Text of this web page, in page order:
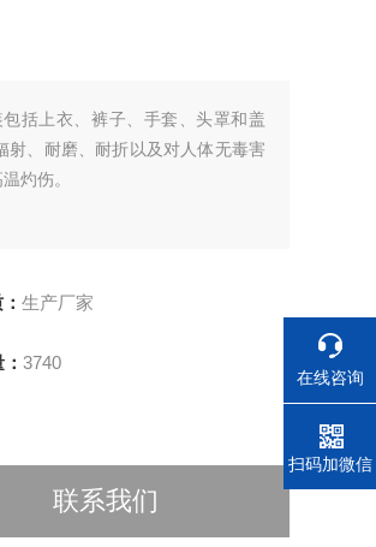
括上衣、裤子、手套、头罩和盖
射、耐磨、耐折以及对人体无毒害
灼伤。
生产厂家
3740
联系我们
在线咨询
电话
扫码加微信